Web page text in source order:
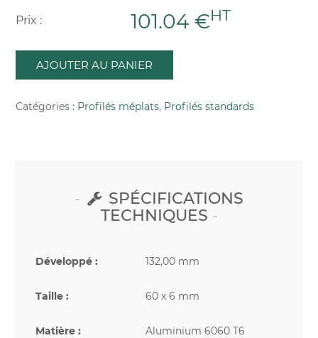
Prix : 101.04 €HT
AJOUTER AU PANIER
Catégories : Profilés méplats, Profilés standards
SPÉCIFICATIONS
TECHNIQUES
Développé : 132,00 mm
Taille : 60 x 6 mm
Matière : Aluminium 6060 T6